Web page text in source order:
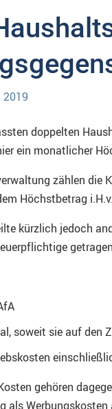
2019
doppelten
ein monatlicher
zählen die
Höchstbetrag
kürzlich jedoch
soweit sie auf den
gehören
als Werbungskosten